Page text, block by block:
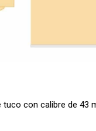
con calibre de 43